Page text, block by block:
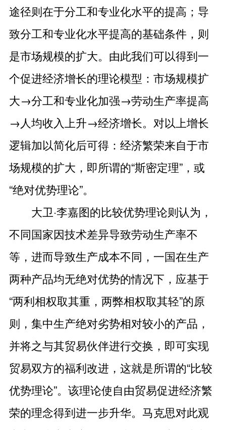
途径则在于分工和专业化水平的提高；导
致分工和专业化水平提高的基础条件，则
是市场规模的扩大。由此我们可以得到一
个促进经济增长的理论模型：市场规模扩
大→分工和专业化加强→劳动生产率提高
→人均收入上升→经济增长。对以上增长
逻辑加以简化后可得：经济繁荣来自于市
场规模的扩大，即所谓的“斯密定理”，或
“绝对优势理论”。
大卫·李嘉图的比较优势理论则认为，
不同国家因技术差异导致劳动生产率不
等，进而导致生产成本不同，一国在生产
两种产品均无绝对优势的情况下，应基于
“两利相权取其重，两弊相权取其轻”的原
则，集中生产绝对劣势相对较小的产品，
并将之与其贸易伙伴进行交换，即可实现
贸易双方的福利改进，这就是所谓的“比较
优势理论”。该理论使自由贸易促进经济繁
荣的理念得到进一步升华。马克思对此观